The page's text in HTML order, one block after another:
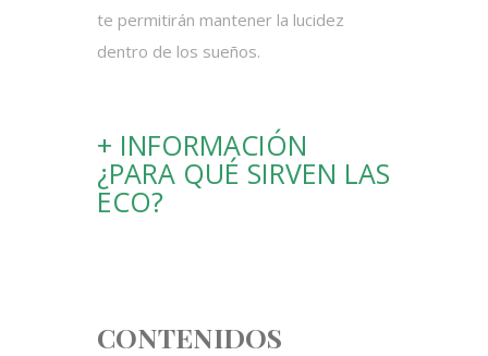
te permitirán mantener la lucidez
dentro de los sueños.
+ INFORMACIÓN
¿PARA QUÉ SIRVEN LAS
ECO?
CONTENIDOS